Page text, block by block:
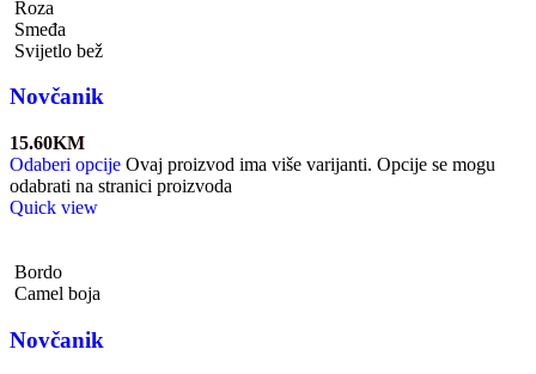
Roza
Smeđa
Svijetlo bež
Novčanik
15.60KM
Odaberi opcije Ovaj proizvod ima više varijanti. Opcije se mogu
odabrati na stranici proizvoda
Quick view
Bordo
Camel boja
Novčanik